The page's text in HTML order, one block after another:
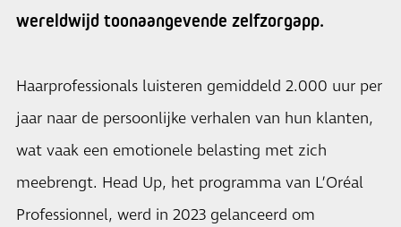
wereldwijd toonaangevende zelfzorgapp.
Haarprofessionals luisteren gemiddeld 2.000 uur per
jaar naar de persoonlijke verhalen van hun klanten,
wat vaak een emotionele belasting met zich
meebrengt. Head Up, het programma van L’Oréal
Professionnel, werd in 2023 gelanceerd om